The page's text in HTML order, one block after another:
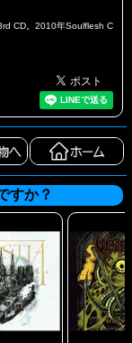
CD。2010年Soulflesh C
すか？